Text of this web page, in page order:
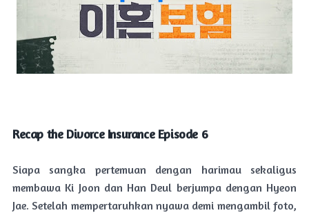
Recap the Divorce Insurance Episode 6
Siapa sangka pertemuan dengan harimau sekaligus
membawa Ki Joon dan Han Deul berjumpa dengan Hyeon
Jae. Setelah mempertaruhkan nyawa demi mengambil foto,